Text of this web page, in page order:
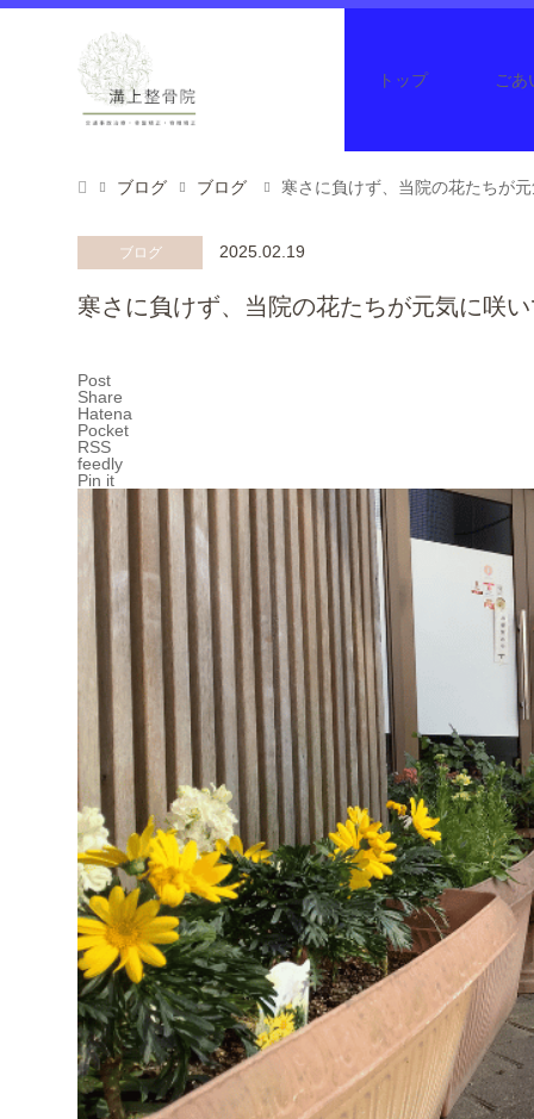
トップ ごあ
ブログ ブログ 寒さに負けず、当院の花たちが
ブログ 2025.02.19
寒さに負けず、当院の花たちが元気に咲
Post
Share
Hatena
Pocket
RSS
feedly
Pin it